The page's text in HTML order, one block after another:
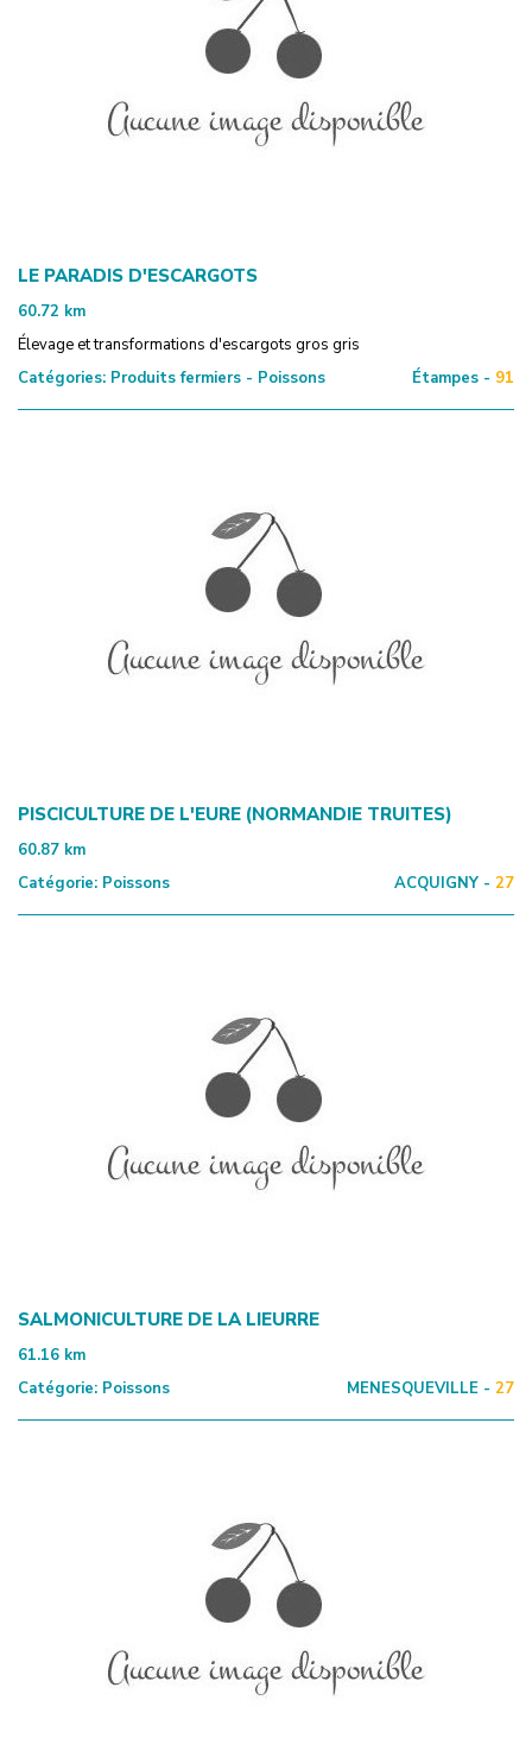
LE PARADIS D'ESCARGOTS
60.72 km
Élevage et transformations d'escargots gros gris
Catégories: Produits fermiers - Poissons Étampes - 91
PISCICULTURE DE L'EURE (NORMANDIE TRUITES)
60.87 km
Catégorie: Poissons ACQUIGNY - 27
SALMONICULTURE DE LA LIEURRE
61.16 km
Catégorie: Poissons MENESQUEVILLE - 27